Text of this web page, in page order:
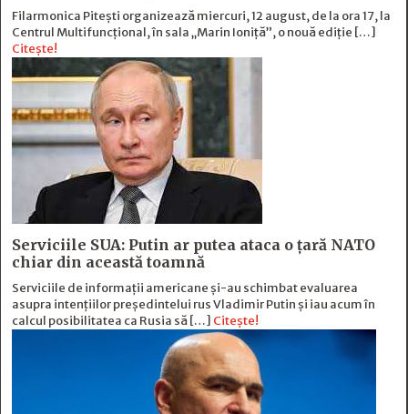
Filarmonica Pitești organizează miercuri, 12 august, de la ora 17, la
Centrul Multifuncțional, în sala „Marin Ioniță”, o nouă ediție […]
Citește!
Serviciile SUA: Putin ar putea ataca o țară NATO
chiar din această toamnă
Serviciile de informații americane și-au schimbat evaluarea
asupra intențiilor președintelui rus Vladimir Putin și iau acum în
calcul posibilitatea ca Rusia să […] Citește!